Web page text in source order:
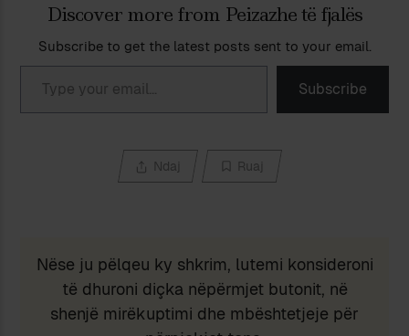
Discover more from Peizazhe të fjalës
Subscribe to get the latest posts sent to your email.
Type your email…
Subscribe
Ndaj Ruaj
Nëse ju pëlqeu ky shkrim, lutemi konsideroni
të dhuroni diçka nëpërmjet butonit, në
shenjë mirëkuptimi dhe mbështetjeje për